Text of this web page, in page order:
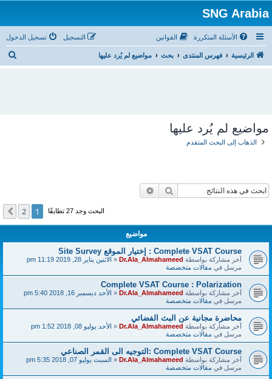
SNG Arabia
الأسئلة المتكررة القوانين تسجيل الدخول التسجيل
الرئيسية فهرس المنتدى بحث مواضيع لم يُرد عليها
ب
مواضيع لم يُرد عليها
الذهاب إلى البحث المتقدم
بحث
البحث وجد 27 تطابقًا 1
2 التالي
مواضيع
Complete VSAT Course : إختيار الموقع Site Survey
آخر مشاركة بواسطةDr.Ala_Almahameed
«الاثنين يناير 28, 2019 11:19 pm
مرسل فيمقالات متخصصة
Complete VSAT Course : Polarization
آخر مشاركة بواسطةDr.Ala_Almahameed
«الأحد ديسمبر 16, 2018 5:40 pm
مرسل فيمقالات متخصصة
محاضرة مجانية عن البث الفضائي
آخر مشاركة بواسطةDr.Ala_Almahameed
«الأحد يوليو 08, 2018 1:52 pm
مرسل فيمقالات متخصصة
Complete VSAT Course :التوجيه الى القمر الصناعي
آخر مشاركة بواسطةDr.Ala_Almahameed
«السبت يوليو 07, 2018 5:35 pm
مرسل فيمقالات متخصصة